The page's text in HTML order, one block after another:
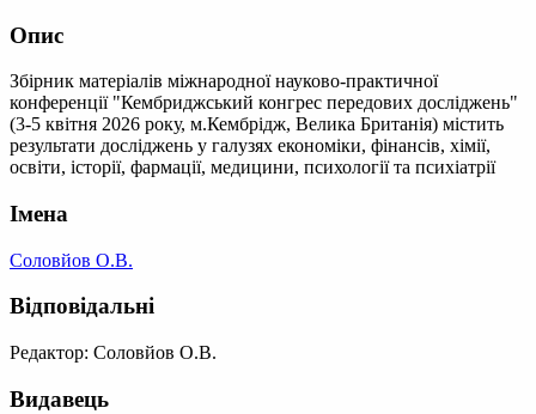
Опис
Збірник матеріалів міжнародної науково-практичної
конференції "Кембриджський конгрес передових досліджень"
(3-5 квітня 2026 року, м.Кембрідж, Велика Британія) містить
результати досліджень у галузях економіки, фінансів, хімії,
освіти, історії, фармації, медицини, психології та психіатрії
Імена
Соловйов О.В.
Відповідальні
Редактор: Соловйов О.В.
Видавець